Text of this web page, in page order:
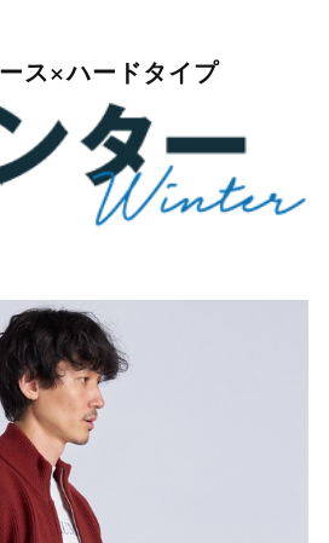
ス×ハードタイプ